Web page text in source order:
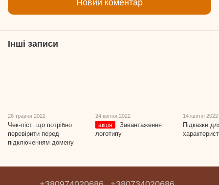
Новий коментар
Інші записи
26 травня 2022
Чек-ліст: що потрібно
перевірити перед
підключенням домену
24 квітня 2022
акція
Завантаження
логотипу
14 квітня 2022
Підказки